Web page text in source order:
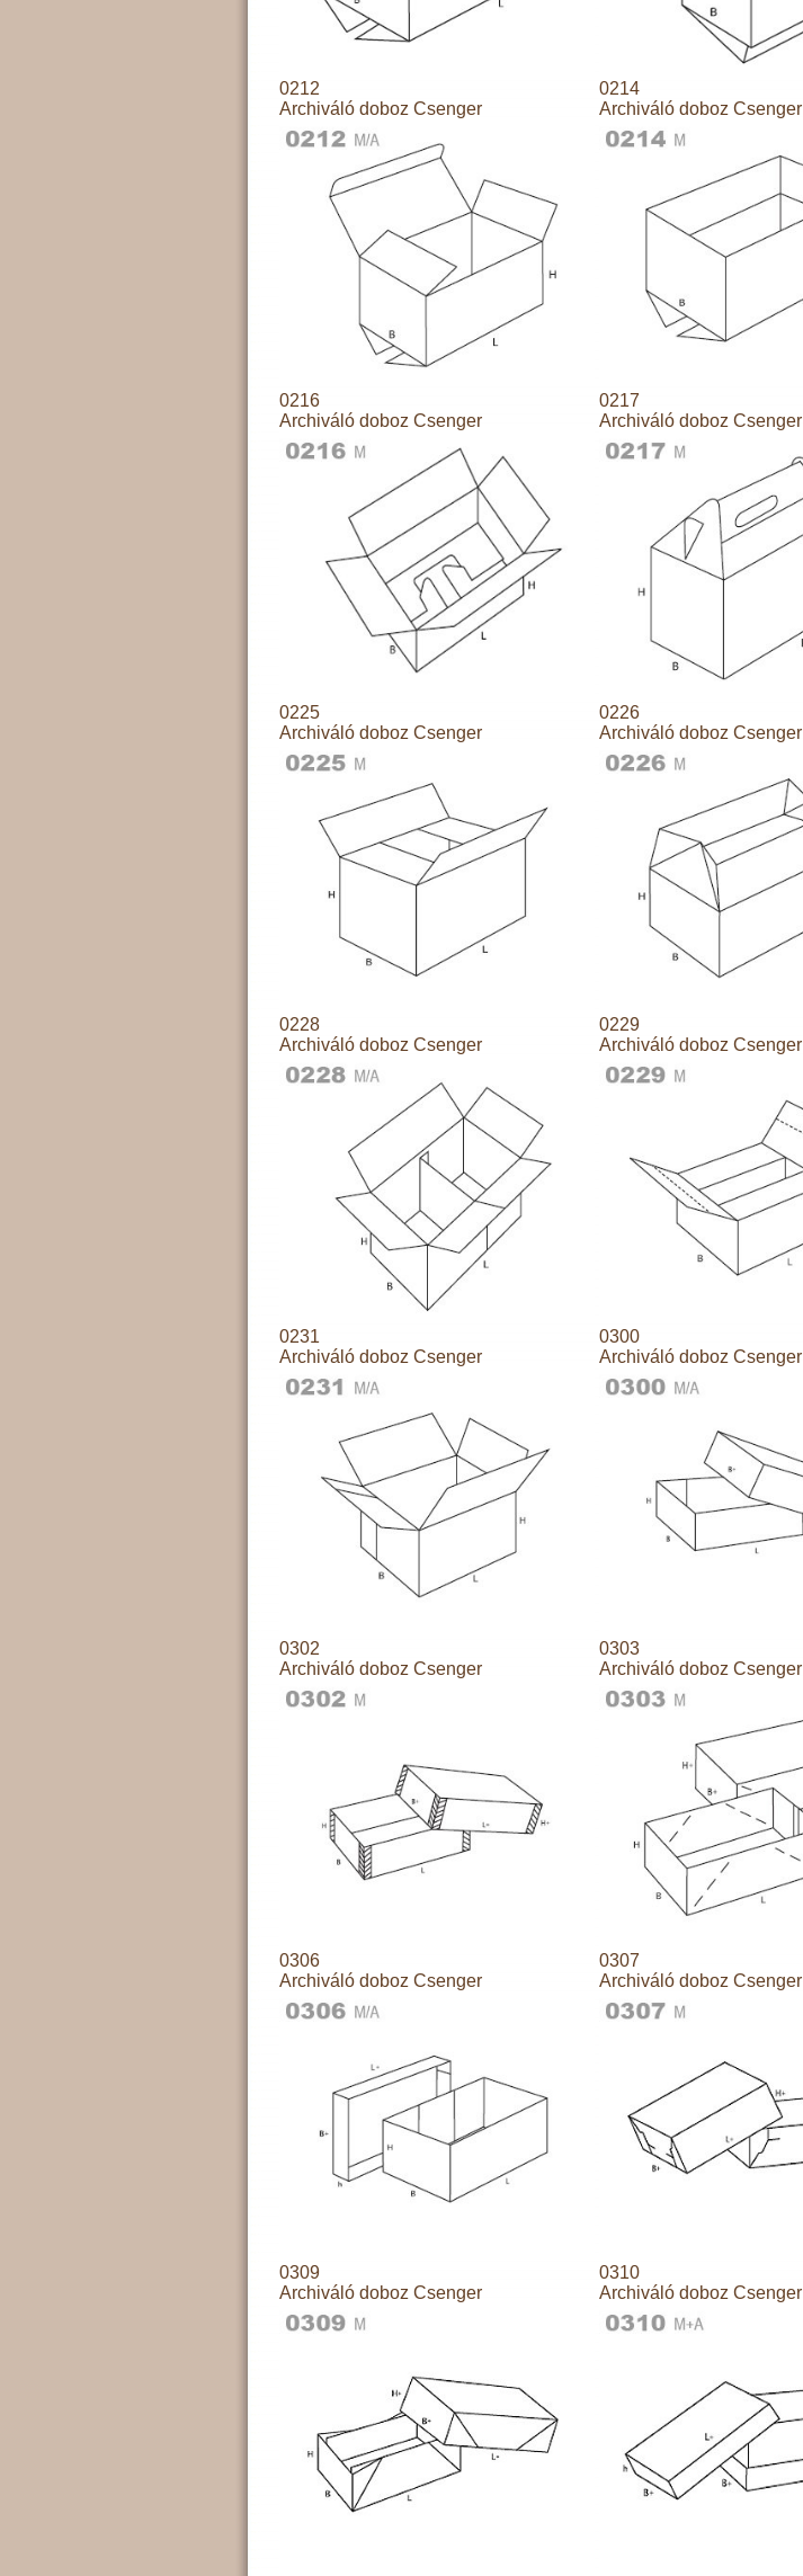
0212
Archiváló doboz Csenger
0214
Archiváló doboz Csenger
0216
Archiváló doboz Csenger
0217
Archiváló doboz Csenger
0225
Archiváló doboz Csenger
0226
Archiváló doboz Csenger
0228
Archiváló doboz Csenger
0229
Archiváló doboz Csenger
0231
Archiváló doboz Csenger
0300
Archiváló doboz Csenger
0302
Archiváló doboz Csenger
0303
Archiváló doboz Csenger
0306
Archiváló doboz Csenger
0307
Archiváló doboz Csenger
0309
Archiváló doboz Csenger
0310
Archiváló doboz Csenger